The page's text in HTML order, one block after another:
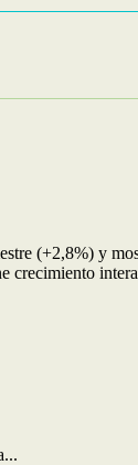
(+2,8%) y
crecimiento